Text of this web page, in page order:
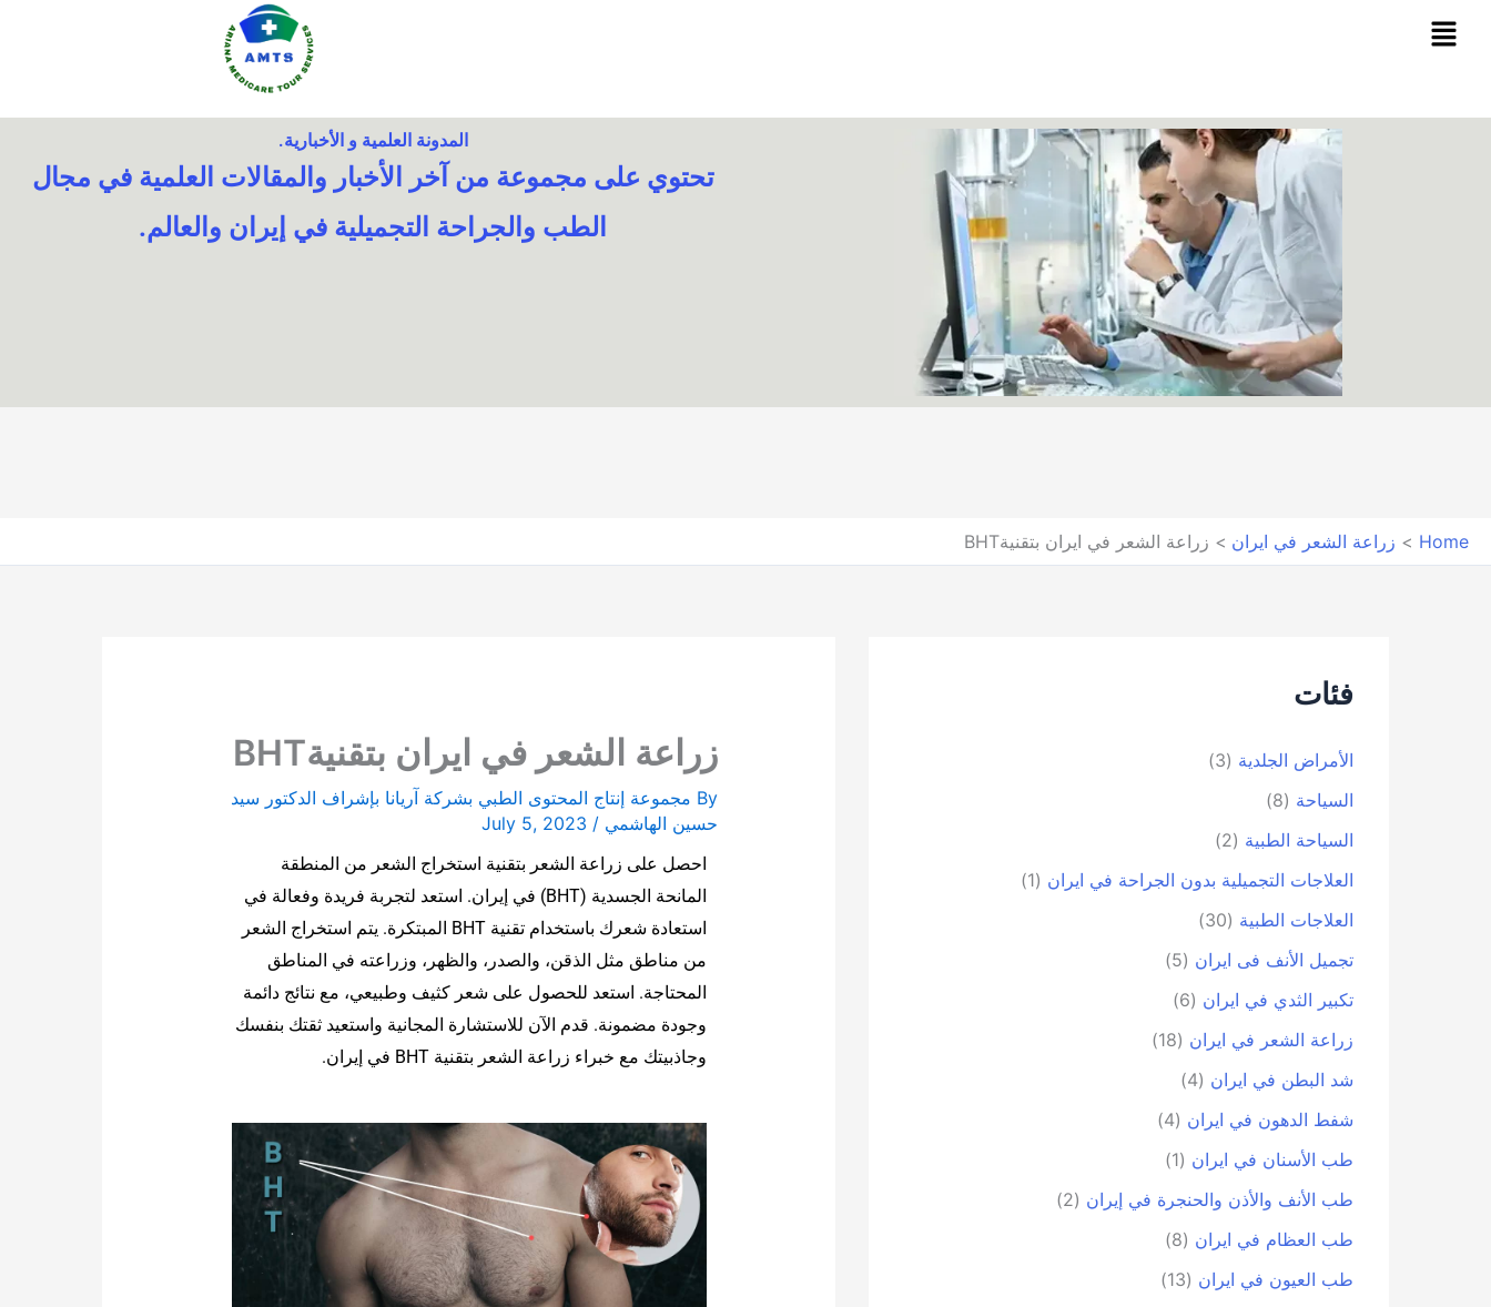
المدونة العلمية و الأخبارية.
تحتوي على مجموعة من آخر الأخبار والمقالات العلمية في مجال
الطب والجراحة التجميلية في إيران والعالم.​
Home زراعة الشعر في ايران زراعة الشعر في ايران بتقنيةBHT
فئات
الأمراض الجلدية (3)
السياحة (8)
السياحة الطبية (2)
العلاجات التجميلية بدون الجراحة في ايران (1)
العلاجات الطبية (30)
تجمیل الأنف فی ایران (5)
تكبير الثدي في ايران (6)
زراعة الشعر في ايران (18)
شد البطن في ايران (4)
شفط الدهون في ايران (4)
طب الأسنان في ايران (1)
طب الأنف والأذن والحنجرة في إيران (2)
طب العظام في ايران (8)
طب العيون في ايران (13)
زراعة الشعر في ايران بتقنيةBHT
By مجموعة إنتاج المحتوى الطبي بشركة آریانا بإشراف الدكتور سيد
حسين الهاشمي/
July 5, 2023
احصل على زراعة الشعر بتقنية استخراج الشعر من المنطقة
المانحة الجسدية (BHT) في إيران. استعد لتجربة فريدة وفعالة في
استعادة شعرك باستخدام تقنية BHT المبتكرة. يتم استخراج الشعر
من مناطق مثل الذقن، والصدر، والظهر، وزراعته في المناطق
المحتاجة. استعد للحصول على شعر كثيف وطبيعي، مع نتائج دائمة
وجودة مضمونة. قدم الآن للاستشارة المجانية واستعيد ثقتك بنفسك
وجاذبيتك مع خبراء زراعة الشعر بتقنية BHT في إيران.